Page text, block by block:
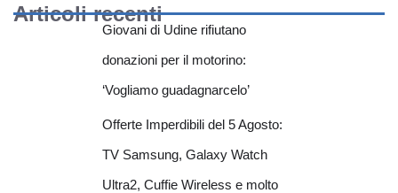
Articoli recenti
Giovani di Udine rifiutano
donazioni per il motorino:
‘Vogliamo guadagnarcelo’
Offerte Imperdibili del 5 Agosto:
TV Samsung, Galaxy Watch
Ultra2, Cuffie Wireless e molto